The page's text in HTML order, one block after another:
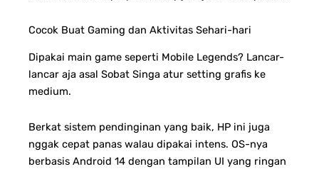
Cocok Buat Gaming dan Aktivitas Sehari-hari
Dipakai main game seperti Mobile Legends? Lancar-
lancar aja asal Sobat Singa atur setting grafis ke
medium.
Berkat sistem pendinginan yang baik, HP ini juga
nggak cepat panas walau dipakai intens. OS-nya
berbasis Android 14 dengan tampilan UI yang ringan